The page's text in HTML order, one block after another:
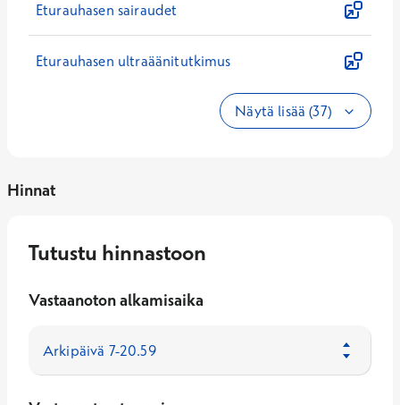
Eturauhasen sairaudet
Eturauhasen ultraäänitutkimus
Näytä lisää (37)
Hinnat
Tutustu hinnastoon
Vastaanoton alkamisaika